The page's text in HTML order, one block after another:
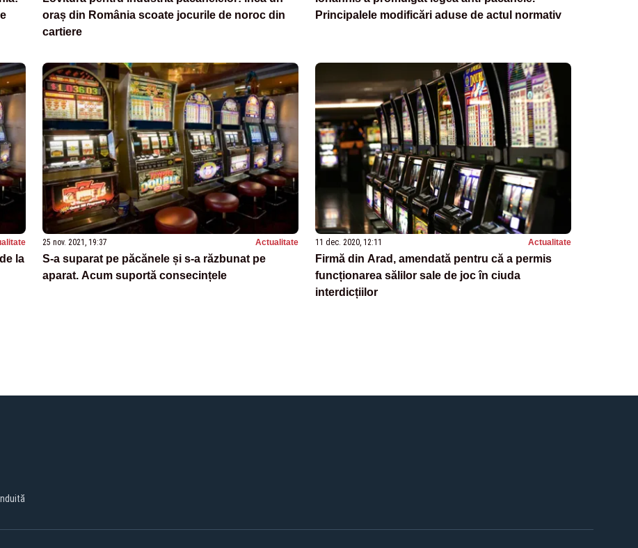
oraș din România scoate jocurile de noroc din
cartiere
Principalele modificări aduse de actul normativ
la
25 nov. 2021, 19:37 Actualitate
S-a suparat pe păcănele și s-a răzbunat pe
aparat. Acum suportă consecințele
11 dec. 2020, 12:11 Actualitate
Firmă din Arad, amendată pentru că a permis
funcționarea sălilor sale de joc în ciuda
interdicțiilor